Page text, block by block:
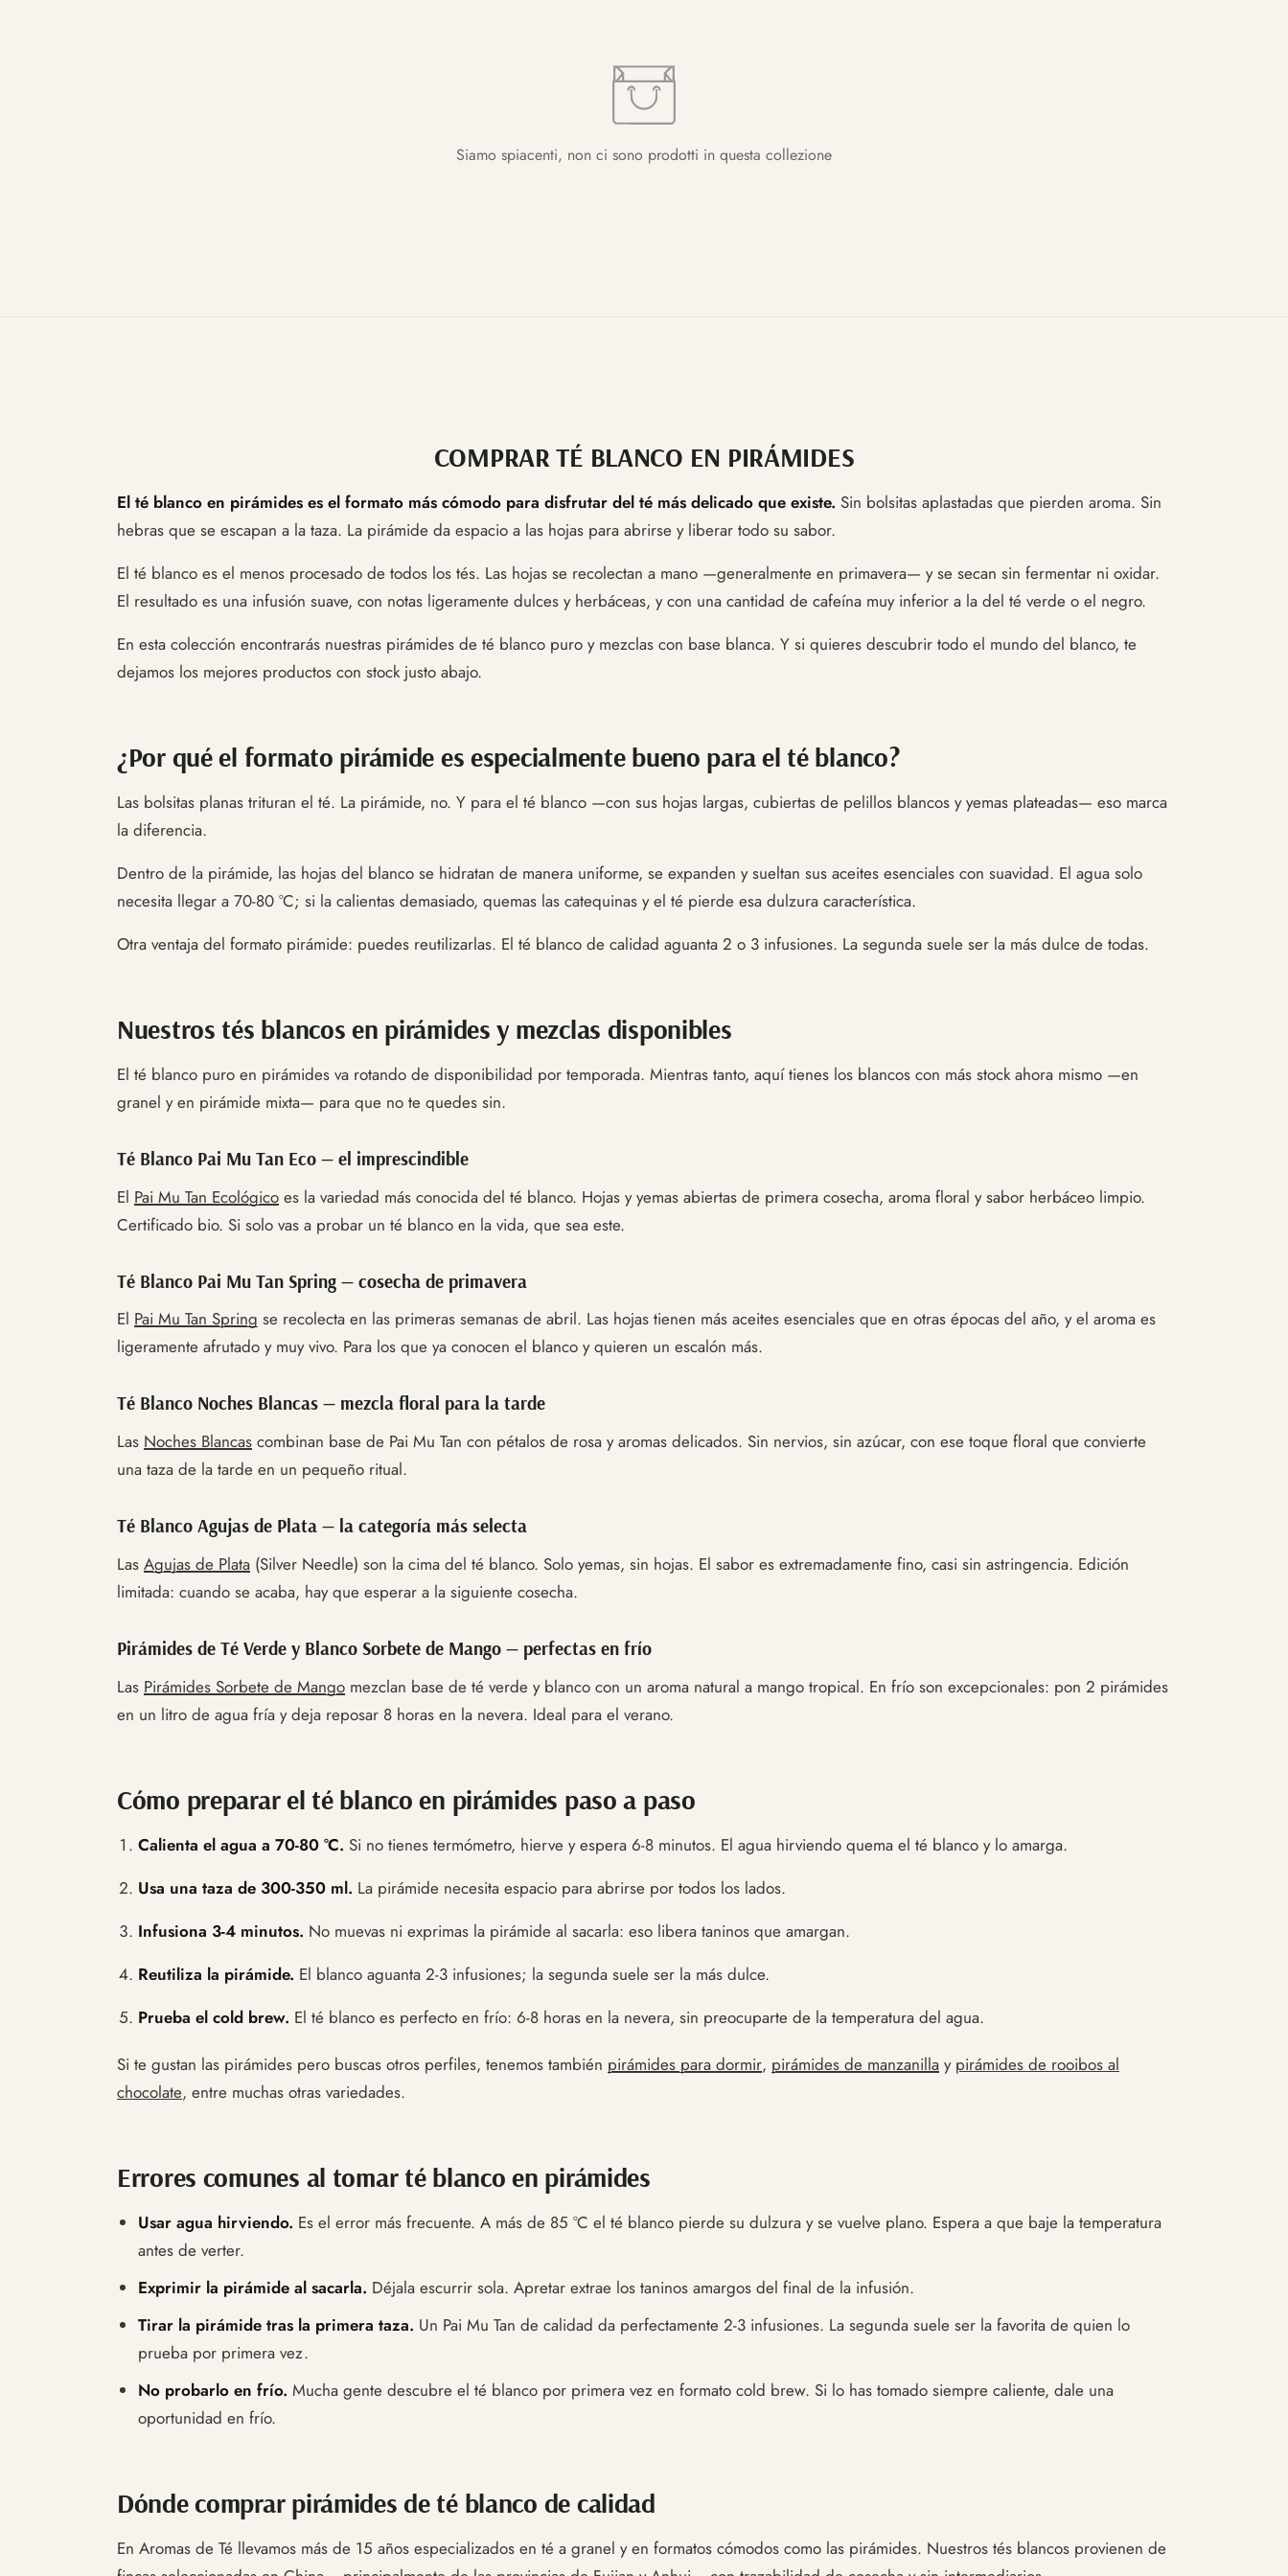
Siamo spiacenti, non ci sono prodotti in questa collezione
COMPRAR TÉ BLANCO EN PIRÁMIDES
El té blanco en pirámides es el formato más cómodo para disfrutar del té más delicado que existe. Sin bolsitas aplastadas que pierden aroma. Sin
hebras que se escapan a la taza. La pirámide da espacio a las hojas para abrirse y liberar todo su sabor.
El té blanco es el menos procesado de todos los tés. Las hojas se recolectan a mano —generalmente en primavera— y se secan sin fermentar ni oxidar.
El resultado es una infusión suave, con notas ligeramente dulces y herbáceas, y con una cantidad de cafeína muy inferior a la del té verde o el negro.
En esta colección encontrarás nuestras pirámides de té blanco puro y mezclas con base blanca. Y si quieres descubrir todo el mundo del blanco, te
dejamos los mejores productos con stock justo abajo.
¿Por qué el formato pirámide es especialmente bueno para el té blanco?
Las bolsitas planas trituran el té. La pirámide, no. Y para el té blanco —con sus hojas largas, cubiertas de pelillos blancos y yemas plateadas— eso marca
la diferencia.
Dentro de la pirámide, las hojas del blanco se hidratan de manera uniforme, se expanden y sueltan sus aceites esenciales con suavidad. El agua solo
necesita llegar a 70-80 °C; si la calientas demasiado, quemas las catequinas y el té pierde esa dulzura característica.
Otra ventaja del formato pirámide: puedes reutilizarlas. El té blanco de calidad aguanta 2 o 3 infusiones. La segunda suele ser la más dulce de todas.
Nuestros tés blancos en pirámides y mezclas disponibles
El té blanco puro en pirámides va rotando de disponibilidad por temporada. Mientras tanto, aquí tienes los blancos con más stock ahora mismo —en
granel y en pirámide mixta— para que no te quedes sin.
Té Blanco Pai Mu Tan Eco — el imprescindible
El Pai Mu Tan Ecológico es la variedad más conocida del té blanco. Hojas y yemas abiertas de primera cosecha, aroma floral y sabor herbáceo limpio.
Certificado bio. Si solo vas a probar un té blanco en la vida, que sea este.
Té Blanco Pai Mu Tan Spring — cosecha de primavera
El Pai Mu Tan Spring se recolecta en las primeras semanas de abril. Las hojas tienen más aceites esenciales que en otras épocas del año, y el aroma es
ligeramente afrutado y muy vivo. Para los que ya conocen el blanco y quieren un escalón más.
Té Blanco Noches Blancas — mezcla floral para la tarde
Las Noches Blancas combinan base de Pai Mu Tan con pétalos de rosa y aromas delicados. Sin nervios, sin azúcar, con ese toque floral que convierte
una taza de la tarde en un pequeño ritual.
Té Blanco Agujas de Plata — la categoría más selecta
Las Agujas de Plata (Silver Needle) son la cima del té blanco. Solo yemas, sin hojas. El sabor es extremadamente fino, casi sin astringencia. Edición
limitada: cuando se acaba, hay que esperar a la siguiente cosecha.
Pirámides de Té Verde y Blanco Sorbete de Mango — perfectas en frío
Las Pirámides Sorbete de Mango mezclan base de té verde y blanco con un aroma natural a mango tropical. En frío son excepcionales: pon 2 pirámides
en un litro de agua fría y deja reposar 8 horas en la nevera. Ideal para el verano.
Cómo preparar el té blanco en pirámides paso a paso
Calienta el agua a 70-80 °C. Si no tienes termómetro, hierve y espera 6-8 minutos. El agua hirviendo quema el té blanco y lo amarga.
Usa una taza de 300-350 ml. La pirámide necesita espacio para abrirse por todos los lados.
Infusiona 3-4 minutos. No muevas ni exprimas la pirámide al sacarla: eso libera taninos que amargan.
Reutiliza la pirámide. El blanco aguanta 2-3 infusiones; la segunda suele ser la más dulce.
Prueba el cold brew. El té blanco es perfecto en frío: 6-8 horas en la nevera, sin preocuparte de la temperatura del agua.
Si te gustan las pirámides pero buscas otros perfiles, tenemos también pirámides para dormir, pirámides de manzanilla y pirámides de rooibos al
chocolate, entre muchas otras variedades.
Errores comunes al tomar té blanco en pirámides
Usar agua hirviendo. Es el error más frecuente. A más de 85 °C el té blanco pierde su dulzura y se vuelve plano. Espera a que baje la temperatura
antes de verter.
Exprimir la pirámide al sacarla. Déjala escurrir sola. Apretar extrae los taninos amargos del final de la infusión.
Tirar la pirámide tras la primera taza. Un Pai Mu Tan de calidad da perfectamente 2-3 infusiones. La segunda suele ser la favorita de quien lo
prueba por primera vez.
No probarlo en frío. Mucha gente descubre el té blanco por primera vez en formato cold brew. Si lo has tomado siempre caliente, dale una
oportunidad en frío.
Dónde comprar pirámides de té blanco de calidad
En Aromas de Té llevamos más de 15 años especializados en té a granel y en formatos cómodos como las pirámides. Nuestros tés blancos provienen de